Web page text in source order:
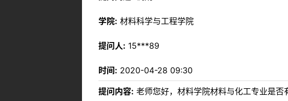
学院: 材料科学与工程学院
提问人: 15***89
时间: 2020-04-28 09:30
提问内容: 老师您好，材料学院材料与化工专业是